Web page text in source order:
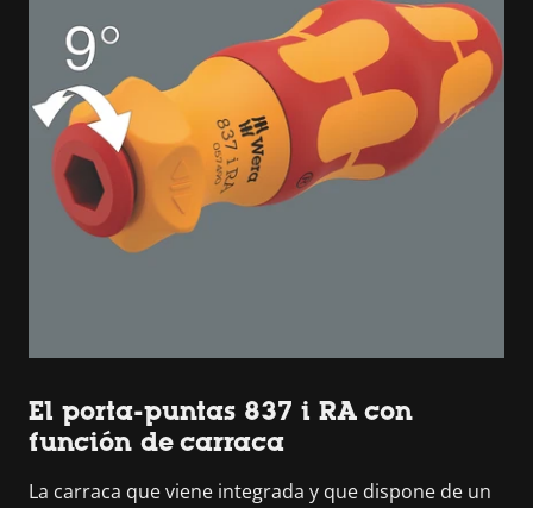
El porta-puntas 837 i RA con
función de carraca
La carraca que viene integrada y que dispone de un